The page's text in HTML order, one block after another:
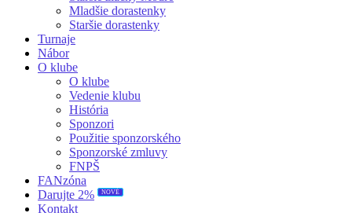
Mladšie dorastenky
Staršie dorastenky
Turnaje
Nábor
O klube
O klube
Vedenie klubu
História
Sponzori
Použitie sponzorského
Sponzorské zmluvy
FNPŠ
FANzóna
Darujte 2%
NOVÉ
Kontakt